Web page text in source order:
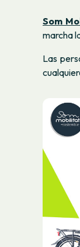
Som
marcha
Las